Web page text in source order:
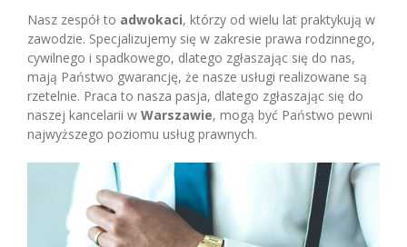
Nasz zespół to adwokaci, którzy od wielu lat praktykują w
zawodzie. Specjalizujemy się w zakresie prawa rodzinnego,
cywilnego i spadkowego, dlatego zgłaszając się do nas,
mają Państwo gwarancję, że nasze usługi realizowane są
rzetelnie. Praca to nasza pasja, dlatego zgłaszając się do
naszej kancelarii w Warszawie, mogą być Państwo pewni
najwyższego poziomu usług prawnych.